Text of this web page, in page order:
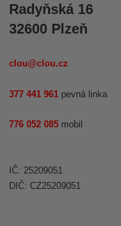
Radyňská 16
32600 Plzeň
clou@clou.cz
377 441 961 pevná linka
776 052 085 mobil
IČ: 25209051
DIČ: CZ25209051